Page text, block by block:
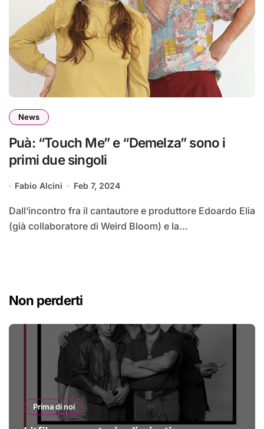
News
Puà: “Touch Me” e “Demelza” sono i
primi due singoli
Fabio Alcini Feb 7, 2024
Dall’incontro fra il cantautore e produttore Edoardo Elia
(già collaboratore di Weird Bloom) e la...
Non perderti
Prima di noi